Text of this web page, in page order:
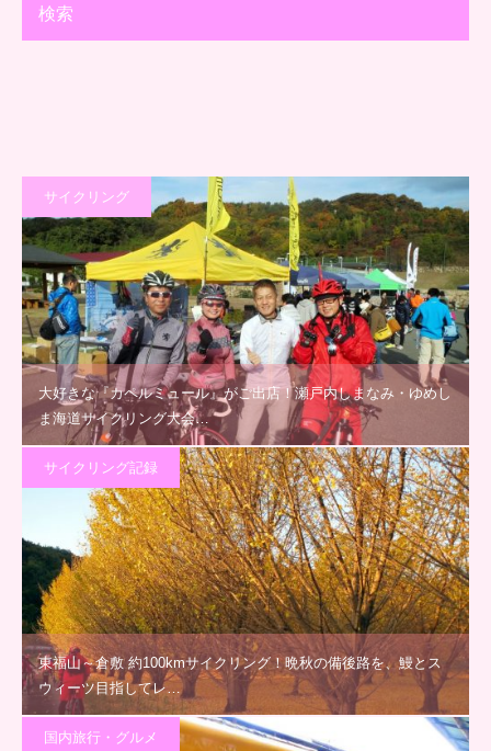
検索
サイクリング
大好きな『カペルミュール』がご出店！瀬戸内しまなみ・ゆめし
ま海道サイクリング大会…
サイクリング記録
東福山～倉敷 約100kmサイクリング！晩秋の備後路を、鰻とス
ウィーツ目指してレ…
国内旅行・グルメ